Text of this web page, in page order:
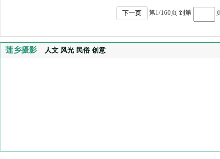
下一页 第1/160页 到第
莲乡摄影 人文 风光 民俗 创意